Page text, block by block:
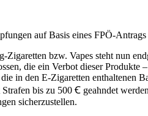
auf Basis eines FPÖ-Antrags
Zigaretten bzw. Vapes steht nun
die ein Verbot dieser
in den E-Zigaretten enthaltenen
bis zu 500 Ꞓ geahndet
sicherzustellen.